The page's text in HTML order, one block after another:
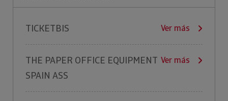
TICKETBIS Ver más
THE PAPER OFFICE EQUIPMENT
SPAIN ASS
Ver más